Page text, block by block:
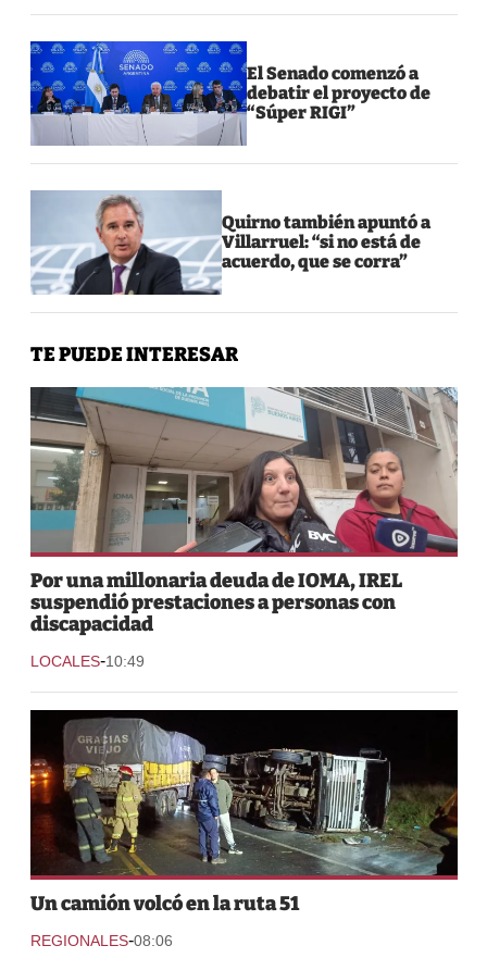
El Senado comenzó a
debatir el proyecto de
“Súper RIGI”
Quirno también apuntó a
Villarruel: “si no está de
acuerdo, que se corra”
TE PUEDE INTERESAR
Por una millonaria deuda de IOMA, IREL
suspendió prestaciones a personas con
discapacidad
LOCALES-10:49
Un camión volcó en la ruta 51
REGIONALES-08:06